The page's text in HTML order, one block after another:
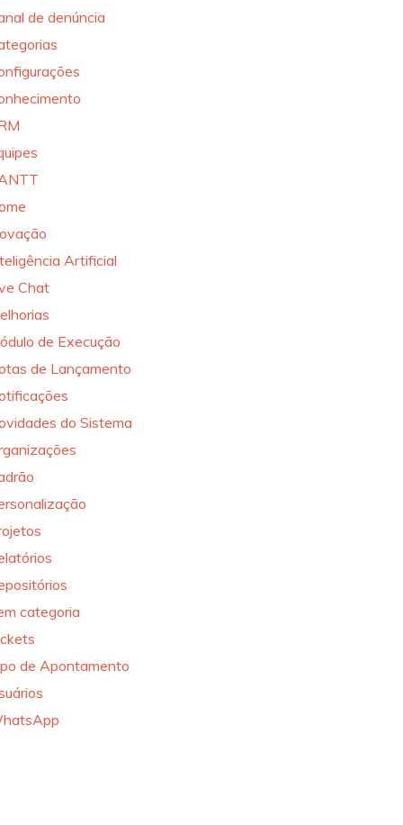
de denúncia
Artificial
Chat
de Execução
de Lançamento
do Sistema
categoria
de Apontamento